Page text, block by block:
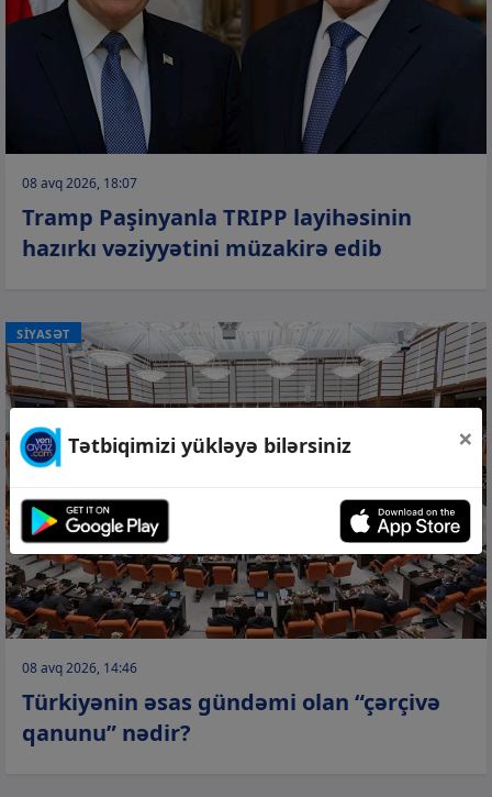
08 avq 2026, 18:07
Tramp Paşinyanla TRIPP layihəsinin
hazırkı vəziyyətini müzakirə edib
SİYASƏT
08 avq 2026, 14:46
Türkiyənin əsas gündəmi olan “çərçivə
qanunu” nədir?
Tətbiqimizi yükləyə bilərsiniz ×